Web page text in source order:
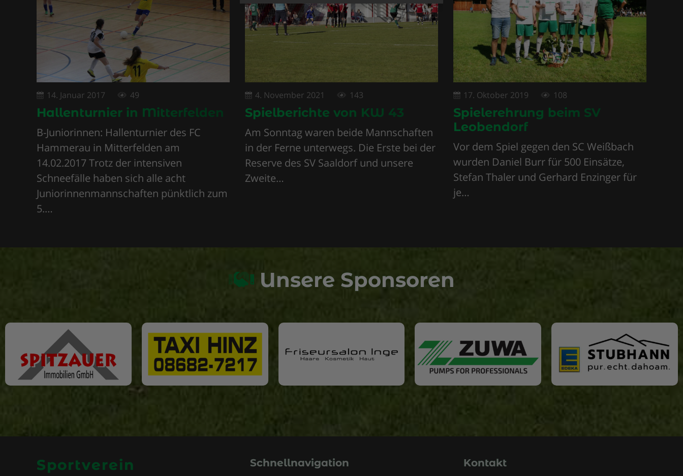
14. Januar 2017 49
Hallenturnier in Mitterfelden
B-Juniorinnen: Hallenturnier des FC
Hammerau in Mitterfelden am
14.02.2017 Trotz der intensiven
Schneefälle haben sich alle acht
Juniorinnenmannschaften pünktlich zum
5.…
4. November 2021 143
Spielberichte von KW 43
Am Sonntag waren beide Mannschaften
in der Ferne unterwegs. Die Erste bei der
Reserve des SV Saaldorf und unsere
Zweite…
17. Oktober 2019 108
Spielerehrung beim SV
Leobendorf
Vor dem Spiel gegen den SC Weißbach
wurden Daniel Burr für 500 Einsätze,
Stefan Thaler und Gerhard Enzinger für
je…
Unsere Sponsoren
Sportverein
Schnellnavigation Kontakt